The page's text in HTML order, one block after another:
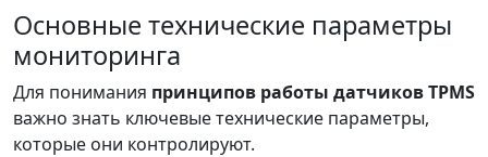
Основные технические параметры
мониторинга
Для понимания принципов работы датчиков TPMS
важно знать ключевые технические параметры,
которые они контролируют.